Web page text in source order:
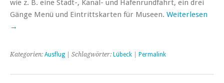
wie z. B. eine Stadt-, Kanal- und Hafenrundfahrt, ein drei
Gänge Menü und Eintrittskarten für Museen. Weiterlesen
→
Kategorien: Ausflug | Schlagwörter: Lübeck Permalink